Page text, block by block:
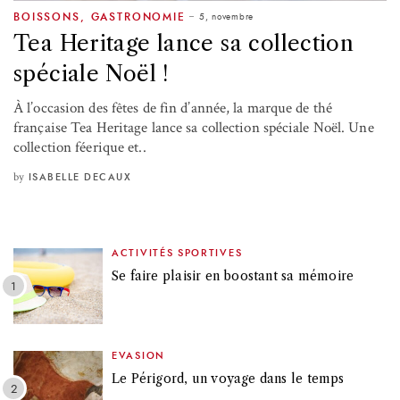
BOISSONS GASTRONOMIE 5, novembre
Tea Heritage lance sa collection
spéciale Noël !
À l’occasion des fêtes de fin d’année, la marque de thé
française Tea Heritage lance sa collection spéciale Noël. Une
collection féerique et..
by ISABELLE DECAUX
ACTIVITÉS SPORTIVES
Se faire plaisir en boostant sa mémoire
EVASION
Le Périgord, un voyage dans le temps